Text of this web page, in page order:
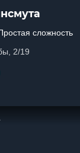
сложность
2/19